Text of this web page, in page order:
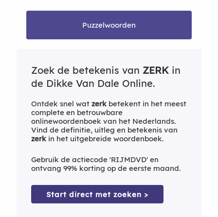
Puzzelwoorden
Zoek de betekenis van ZERKin
de Dikke Van Dale Online.
Ontdek snel wat zerkbetekent in het meest
complete en betrouwbare
onlinewoordenboek van het Nederlands.
Vind de definitie, uitleg en betekenis van
zerkin het uitgebreide woordenboek.
Gebruik de actiecode 'RIJMDVD' en
ontvang 99% korting op de eerste maand.
Start direct met zoeken >